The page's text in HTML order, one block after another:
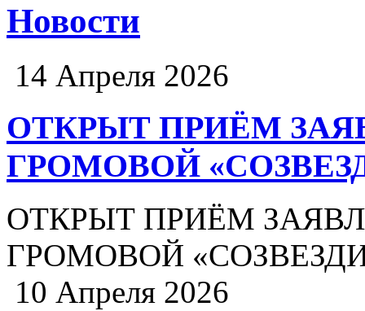
Новости
14 Апреля 2026
ОТКРЫТ ПРИЁМ
ГРОМОВОЙ
ОТКРЫТ ПРИЁМ
ГРОМОВОЙ
10 Апреля 2026